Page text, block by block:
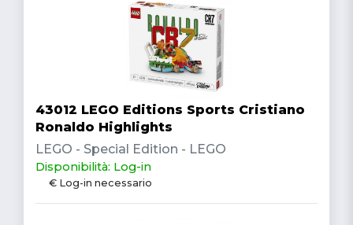
43012 LEGO Editions Sports Cristiano
Ronaldo Highlights
LEGO - Special Edition - LEGO
Disponibilità: Log-in
€ Log-in necessario